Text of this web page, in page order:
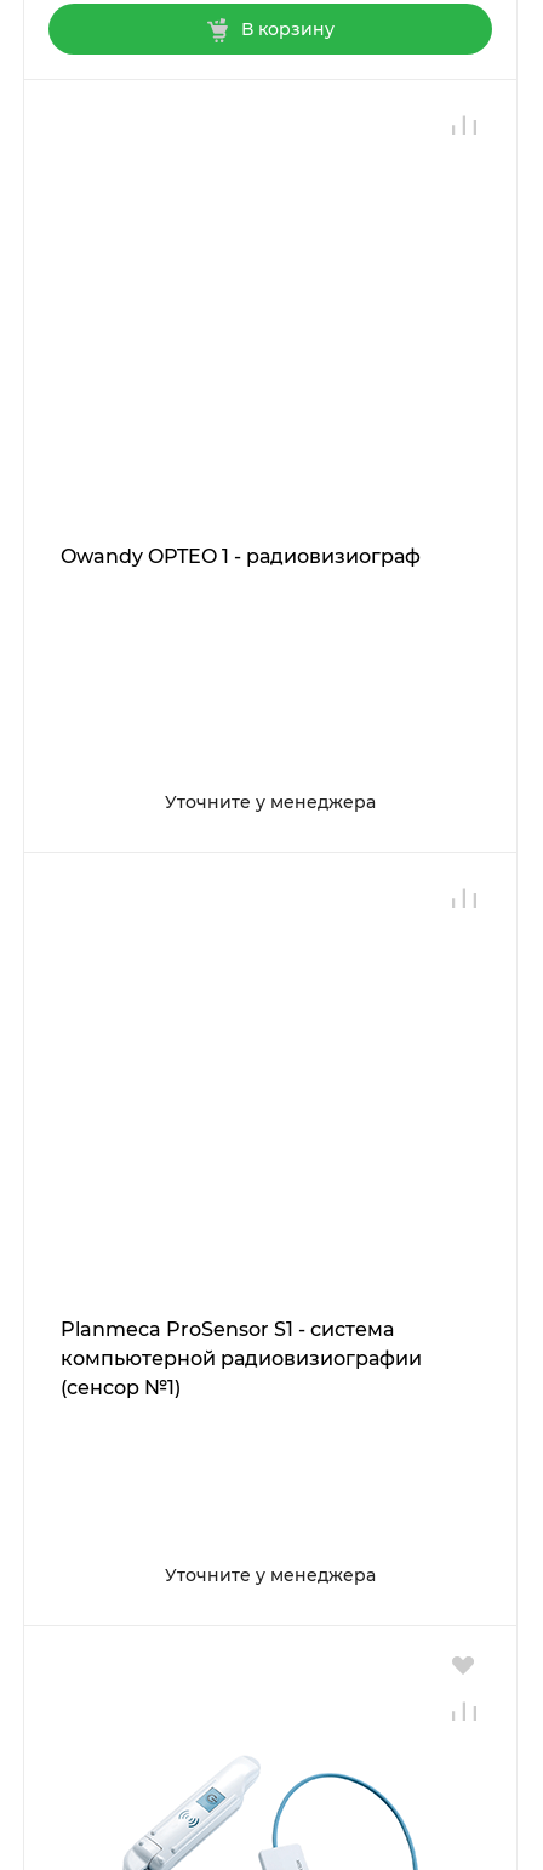
В корзину
Owandy OPTEO 1 - радиовизиограф
Уточните у менеджера
Planmeca ProSensor S1 - система
компьютерной радиовизиографии
(сенсор №1)
Уточните у менеджера